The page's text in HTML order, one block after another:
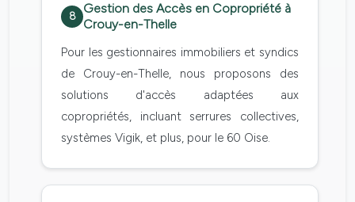
8
Gestion des Accès en Copropriété à
Crouy-en-Thelle
Pour les gestionnaires immobiliers et syndics
de Crouy-en-Thelle, nous proposons des
solutions d'accès adaptées aux
copropriétés, incluant serrures collectives,
systèmes Vigik, et plus, pour le 60 Oise.